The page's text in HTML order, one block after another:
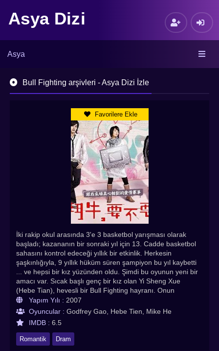
Asya Dizi
Asya
Bull Fighting arşivleri - Asya Dizi İzle
Favorilere Ekle
İki rakip okul arasında 3'e 3 basketbol yarışması olarak
başladı; kazananın bir sonraki yıl için 13. Cadde basketbol
sahasını kontrol edeceği yıllık bir etkinlik. Herkesin
şaşkınlığıyla, 9 yıllık hüküm süren şampiyon bu yıl kaybetti
... ve hepsi bir kız yüzünden oldu. Şimdi bu oyunun yeni bir
amacı var. Sıcak başlı genç bir kız olan Yi Sheng Xue
(Hebe Tian), hevesli bir Bull Fighting hayranı. Onun
yanında sadık çocukluk arkadaşı ve kişisel koruma Jin Zi
Cong (Lee Wei) var. Sheng Xue'nun derinden aşık olduğu
Shen Ruo He (Mike He) ile tanıştıklarında hayatları sert bir
şekilde değişiyor. Ancak, birlikte olmalarının önünde duran
birçok engelle karşılaşırlar. Aşk kötülük karşısında zafer
kazanır mı? Ve Zi Cong sevdiği kadını görmek, başka bir
Yapım Yılı : 2007
Oyuncular : Godfrey Gao, Hebe Tien, Mike He
IMDB : 6.5
Romantik Dram